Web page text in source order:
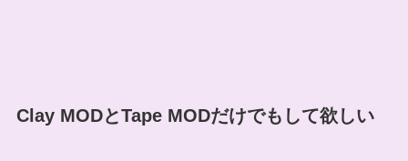
Clay MODとTape MODだけでもして欲しい